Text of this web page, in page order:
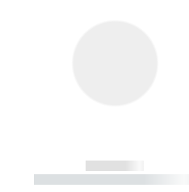
------------
----------- ----------- ----------